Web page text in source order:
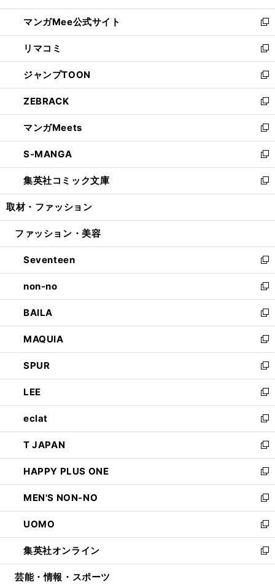
開
く
ン
ド
ウ
で
開
く
ウ
ィ
ン
ド
ウ
で
開
く
し
い
ウ
ィ
ン
ド
ウ
で
開
く
マンガMee公式サイト
新
し
い
ウ
ィ
ン
ド
ウ
で
開
く
リマコミ
新
し
い
ウ
ィ
ン
ド
ウ
で
開
く
ジャンプTOON
新
し
い
ウ
ィ
ン
ド
ウ
で
開
ZEBRACK
新
し
い
ウ
ィ
ン
ド
ウ
開
マンガMeets
新
し
い
ウ
ィ
ン
ウ
開
く
S-MANGA
新
し
い
ウ
ン
ウ
で
開
く
集英社コミック文庫
新
し
ウ
ン
ド
ウ
で
開
く
取材・ファッション
ファッション・美容
Seventeen
新
し
い
ウ
ィ
ン
ド
ウ
で
開
く
non-no
新
し
い
ウ
ィ
ン
ド
ウ
で
開
く
BAILA
新
し
い
ウ
ィ
ン
ド
ウ
で
開
く
MAQUIA
新
し
い
ウ
ィ
ン
ド
ウ
で
開
く
SPUR
新
し
い
ウ
ィ
ン
ド
ウ
で
開
く
LEE
新
し
い
ウ
ィ
ン
ド
ウ
で
開
く
eclat
新
し
い
ウ
ィ
ン
ド
ウ
で
開
く
T JAPAN
新
し
い
ウ
ィ
ン
ド
ウ
で
開
HAPPY PLUS ONE
新
し
い
ウ
ィ
ン
ド
ウ
MEN'S NON-NO
新
し
い
ウ
ィ
ン
UOMO
新
し
い
ウ
集英社オンライン
新
し
芸能・情報・スポーツ